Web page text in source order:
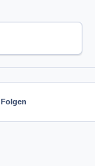
Folgen